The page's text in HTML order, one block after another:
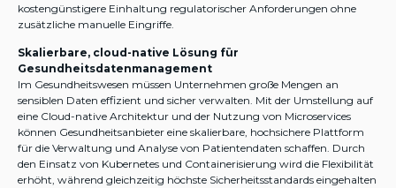
kostengünstigere Einhaltung regulatorischer Anforderungen ohne
zusätzliche manuelle Eingriffe.
Skalierbare, cloud-native Lösung für
Gesundheitsdatenmanagement
Im Gesundheitswesen müssen Unternehmen große Mengen an
sensiblen Daten effizient und sicher verwalten. Mit der Umstellung auf
eine Cloud-native Architektur und der Nutzung von Microservices
können Gesundheitsanbieter eine skalierbare, hochsichere Plattform
für die Verwaltung und Analyse von Patientendaten schaffen. Durch
den Einsatz von Kubernetes und Containerisierung wird die Flexibilität
erhöht, während gleichzeitig höchste Sicherheitsstandards eingehalten